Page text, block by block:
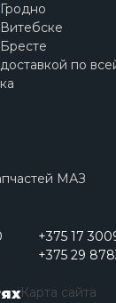
по
МАЗ
+375 17
+375 29
Карта сайта